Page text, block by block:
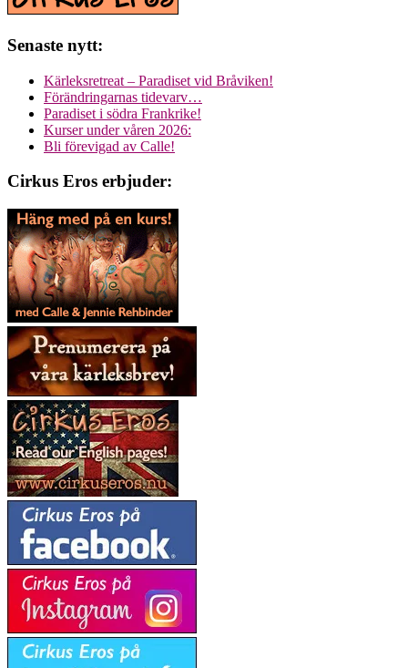
Senaste nytt:
Kärleksretreat – Paradiset vid Bråviken!
Förändringarnas tidevarv…
Paradiset i södra Frankrike!
Kurser under våren 2026:
Bli förevigad av Calle!
Cirkus Eros erbjuder: